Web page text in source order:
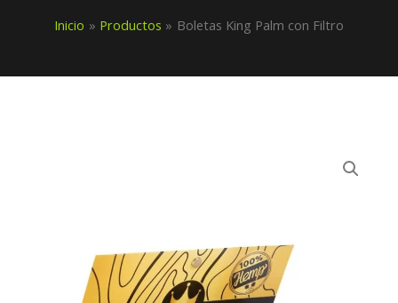
Inicio Productos Boletas King Palm con Filtro